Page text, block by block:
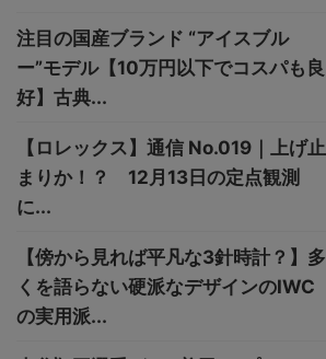
注目の国産ブランド “アイスブル
ー”モデル【10万円以下でコスパも良
好】古典...
【ロレックス】通信 No.019｜上げ止
まりか！？ 12月13日の定点観測
に...
【傍から見れば平凡な3針時計？】多
くを語らない硬派なデザインのIWC
の実用派...